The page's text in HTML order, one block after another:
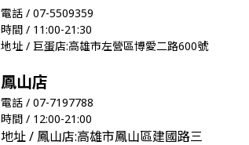
電話 / 07-5509359
時間 / 11:00-21:30
地址 / 巨蛋店:高雄市左營區博愛二路600號
鳳山店
電話 / 07-7197788
時間 / 12:00-21:00
地址 / 鳳山店:高雄市鳳山區建國路三